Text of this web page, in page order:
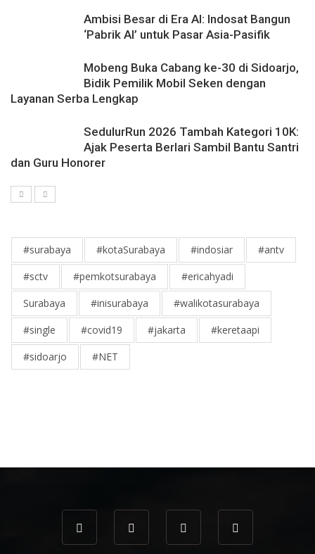
Ambisi Besar di Era AI: Indosat Bangun
‘Pabrik AI’ untuk Pasar Asia-Pasifik
Mobeng Buka Cabang ke-30 di Sidoarjo,
Bidik Pemilik Mobil Seken dengan
Layanan Serba Lengkap
SedulurRun 2026 Tambah Kategori 10K:
Ajak Peserta Berlari Sambil Bantu Santri
dan Guru Honorer
#surabaya #kotaSurabaya #indosiar
#antv
#sctv
#pemkotsurabaya
#ericahyadi
Surabaya
#inisurabaya
#walikotasurabaya
#single
#covid19 #jakarta
#keretaapi
#sidoarjo
#NET